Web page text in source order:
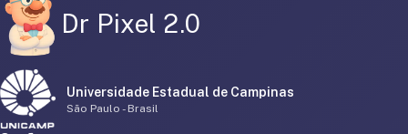
Dr Pixel 2.0
Universidade Estadual de Campinas
São Paulo - Brasil